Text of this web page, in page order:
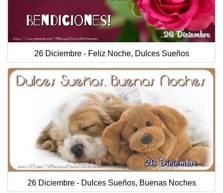
26 Diciembre - Feliz Noche, Dulces Sueños
26 Diciembre - Dulces Sueños, Buenas Noches